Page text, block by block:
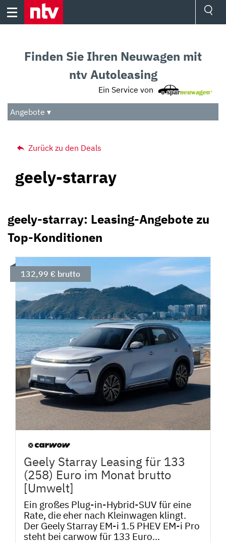
Skip
Audio
Das Beste
Finden Sie Ihren Neuwagen mit
ntv Autoleasing
Ein Service von
Angebote ▾
Zurück zu den Deals
geely-starray
geely-starray: Leasing-Angebote zu
Top-Konditionen
Geely Starray Leasing für 133
(258) Euro im Monat brutto
[Umwelt]
Ein großes Plug-in-Hybrid-SUV für eine
Rate, die eher nach Kleinwagen klingt.
Der Geely Starray EM-i 1.5 PHEV EM-i Pro
steht bei carwow für 133 Euro...
132,99 € brutto